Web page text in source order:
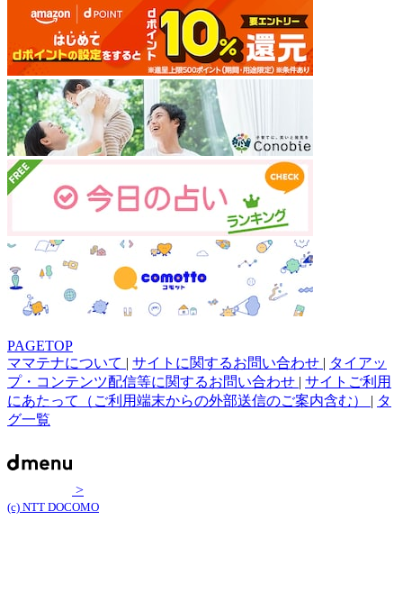
PAGETOP
ママテナについて | サイトに関するお問い合わせ | タイアッ
プ・コンテンツ配信等に関するお問い合わせ | サイトご利用
にあたって（ご利用端末からの外部送信のご案内含む） | タ
グ一覧
>
(c) NTT DOCOMO